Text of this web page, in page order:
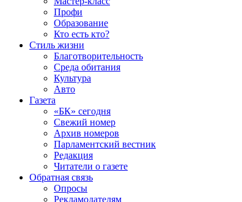
Профи
Образование
Кто есть кто?
Стиль жизни
Благотворительность
Среда обитания
Культура
Авто
Газета
«БК» сегодня
Свежий номер
Архив номеров
Парламентский вестник
Редакция
Читатели о газете
Обратная связь
Опросы
Рекламодателям